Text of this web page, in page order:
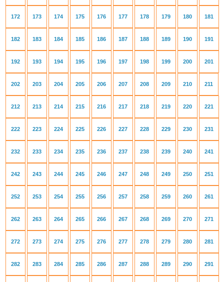
172 173 174 175 176 177 178 179 180 181
182 183 184 185 186 187 188 189 190 191
192 193 194 195 196 197 198 199 200 201
202 203 204 205 206 207 208 209 210 211
212 213 214 215 216 217 218 219 220 221
222 223 224 225 226 227 228 229 230 231
232 233 234 235 236 237 238 239 240 241
242 243 244 245 246 247 248 249 250 251
252 253 254 255 256 257 258 259 260 261
262 263 264 265 266 267 268 269 270 271
272 273 274 275 276 277 278 279 280 281
282 283 284 285 286 287 288 289 290 291